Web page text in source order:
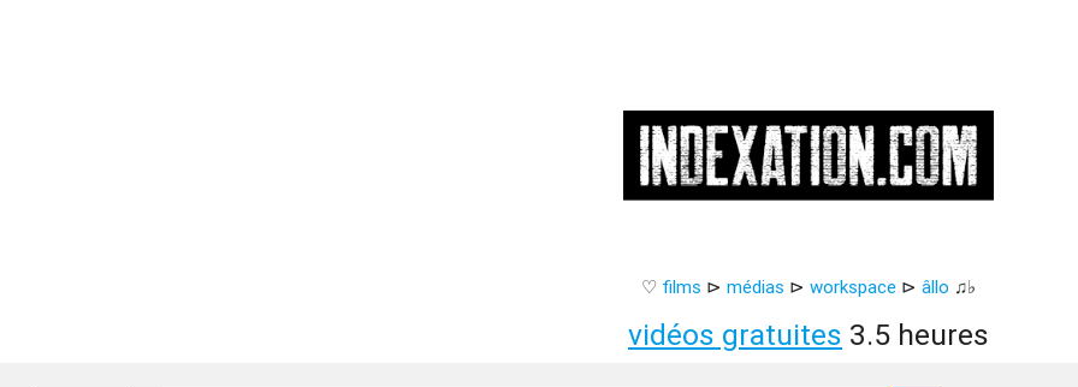
♡ films ⊳ médias ⊳ workspace ⊳ âllo ♫♭
vidéos gratuites 3.5 heures